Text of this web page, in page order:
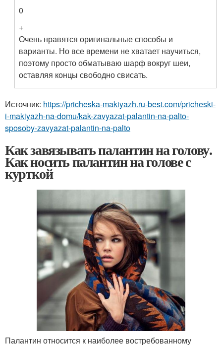
0
+
Очень нравятся оригинальные способы и
варианты. Но все времени не хватает научиться,
поэтому просто обматываю шарф вокруг шеи,
оставляя концы свободно свисать.
Источник: https://pricheska-makiyazh.ru-best.com/pricheski-
i-makiyazh-na-domu/kak-zavyazat-palantin-na-palto-
sposoby-zavyazat-palantin-na-palto
Как завязывать палантин на голову.
Как носить палантин на голове с
курткой
Палантин относится к наиболее востребованному